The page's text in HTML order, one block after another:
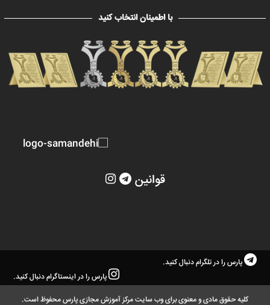
با اطمینان انتخاب کنید
قوانین
پارس را در تلگرام دنبال کنید.
پارس را در اینستاگرام دنبال کنید.
کلیه حقوق مادی و معنوی برای وب سایت مرکز آموزش مجازی پارس محفوظ است.